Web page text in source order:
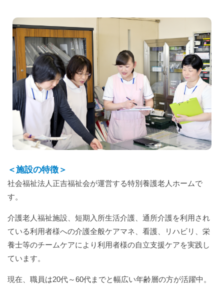
＜施設の特徴＞
社会福祉法人正吉福祉会が運営する特別養護老人ホームで
す。
介護老人福祉施設、短期入所生活介護、通所介護を利用され
ている利用者様への介護全般ケアマネ、看護、リハビリ、栄
養士等のチームケアにより利用者様の自立支援ケアを実践し
ています。
現在、職員は20代～60代までと幅広い年齢層の方が活躍中。